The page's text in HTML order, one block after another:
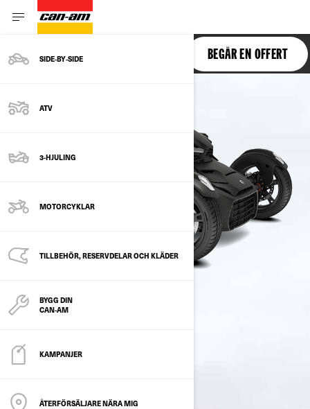
SIDE‑BY‑SIDE
ATV
3-HJULING
MOTORCYKLAR
TILLBEHÖR, RESERVDELAR OCH KLÄDER
BYGG DIN
CAN-AM
KAMPANJER
ÅTERFÖRSÄLJARE NÄRA MIG
RYKER BEGÄR EN OFFERT